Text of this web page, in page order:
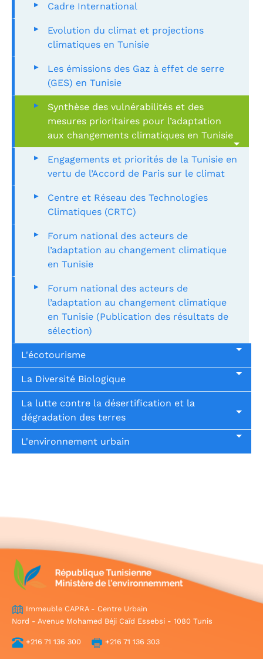
Cadre International
Evolution du climat et projections
climatiques en Tunisie
Les émissions des Gaz à effet de serre
(GES) en Tunisie
Synthèse des vulnérabilités et des
mesures prioritaires pour l’adaptation
aux changements climatiques en Tunisie
Engagements et priorités de la Tunisie en
vertu de l’Accord de Paris sur le climat
Centre et Réseau des Technologies
Climatiques (CRTC)
Forum national des acteurs de
l’adaptation au changement climatique
en Tunisie
Forum national des acteurs de
l’adaptation au changement climatique
en Tunisie (Publication des résultats de
sélection)
L'écotourisme
La Diversité Biologique
La lutte contre la désertification et la
dégradation des terres
L'environnement urbain
Immeuble CAPRA - Centre Urbain
Nord - Avenue Mohamed Béji Caïd Essebsi - 1080 Tunis
+216 71 136 300 +216 71 136 303